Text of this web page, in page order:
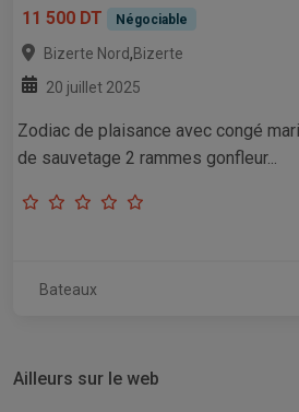
11 500 DT
Négociable
Bizerte Nord,Bizerte
20 juillet 2025
Zodiac de plaisance avec congé
de sauvetage 2 rammes gonfleur...
Bateaux
Ailleurs sur le web